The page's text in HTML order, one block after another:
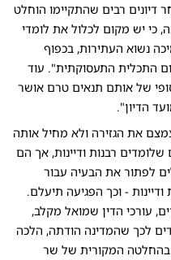
דיונים רבים שהתקיימו הוחלט
כי יש מקום לכלול את לומדי
נשוא העתירות, בכפוף
התכלית התעסוקתית". עוד
של אותם תנאים טרם אושר
הדיון".
את הגזירה ולא מחיל אותה
רבנות ודיינות, אך הם
לפתור את הבעיה עבור
- וכך הפגיעה תיעלם.
עורכי הדין שמואל מקלב,
לכך שהמדינה הודתה, הלכה
המקורית של שר